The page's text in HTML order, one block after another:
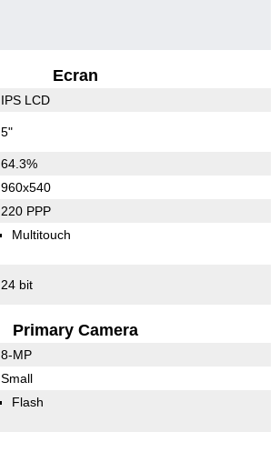
Ecran
IPS LCD
5"
64.3%
960x540
220 PPP
Multitouch
24 bit
Primary Camera
8-MP
Small
Flash